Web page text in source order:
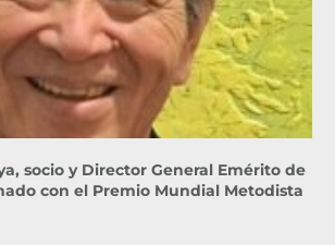
socio y Director General Emérito de
con el Premio Mundial Metodista